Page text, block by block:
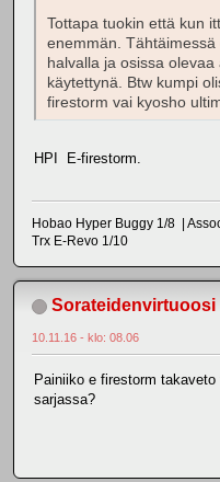
Tottapa tuokin että kun
enemmän.
halvalla ja osissa
käytettynä. Btw kumpi
firestorm vai kyosho
HPI E-firestorm.
Hobao Hyper Buggy 1/8 |
Trx E-Revo 1/10
Sorateidenvirtuoosi
10.11.16 - klo: 08.06
Painiiko e firestorm
sarjassa?